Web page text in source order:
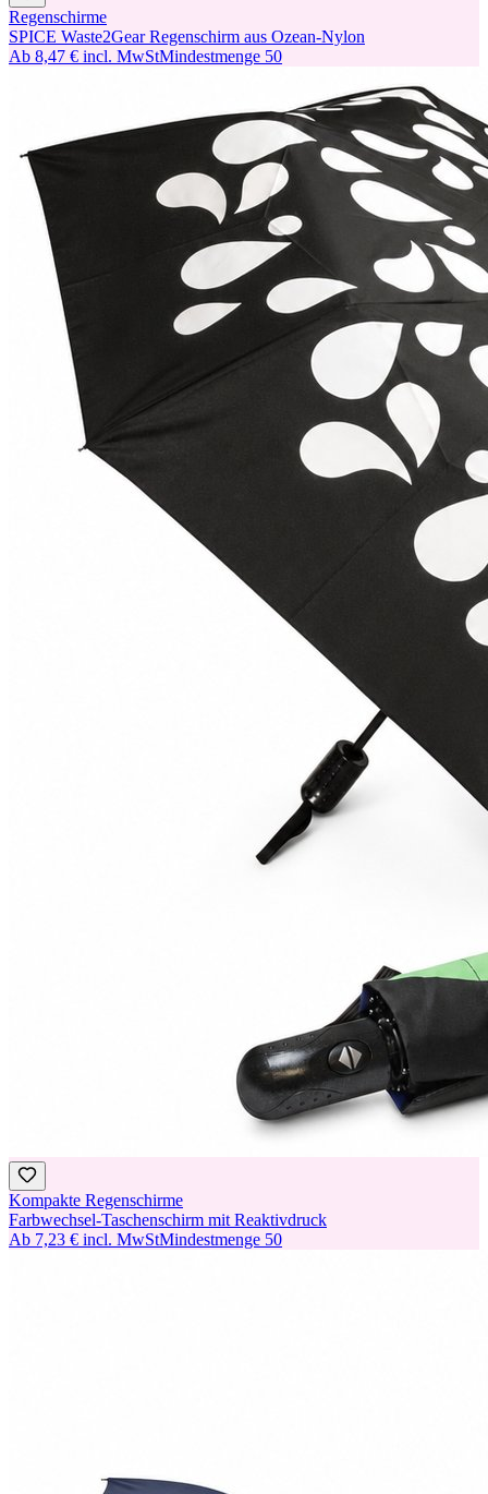
Regenschirme
SPICE Waste2Gear Regenschirm aus Ozean-Nylon
Ab 8,47 € incl. MwStMindestmenge 50
Kompakte Regenschirme
Farbwechsel-Taschenschirm mit Reaktivdruck
Ab 7,23 € incl. MwStMindestmenge 50